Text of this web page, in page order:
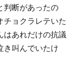
判断があったの
チョクラレテいた
はあれだけの抗議
き叫んでいたけ